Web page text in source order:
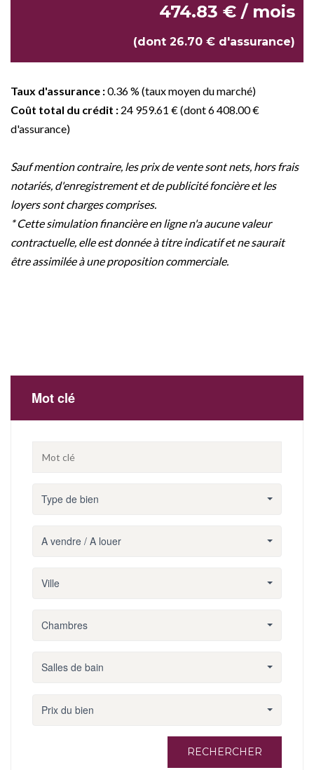
474.83 € / mois
(dont 26.70 € d'assurance)
Taux d'assurance :0.36 % (taux moyen du marché)
Coût total du crédit : 24 959.61 € (dont 6 408.00 €
d'assurance)
Sauf mention contraire, les prix de vente sont nets, hors frais
notariés, d'enregistrement et de publicité foncière et les
loyers sont charges comprises.
* Cette simulation financière en ligne n'a aucune valeur
contractuelle, elle est donnée à titre indicatif et ne saurait
être assimilée à une proposition commerciale.
Mot clé
Type de bien
A vendre / A louer
Ville
Chambres
Salles de bain
Prix du bien
RECHERCHER